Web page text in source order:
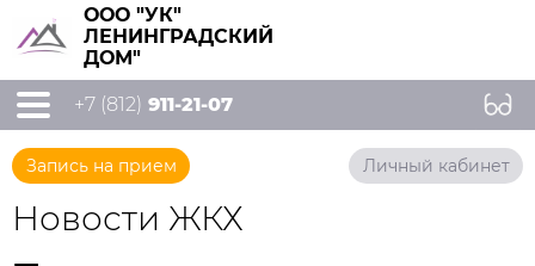
ООО "УК"
ЛЕНИНГРАДСКИЙ
ДОМ"
+7 (812) 911-21-07
Запись на прием Личный кабинет
Новости ЖКХ